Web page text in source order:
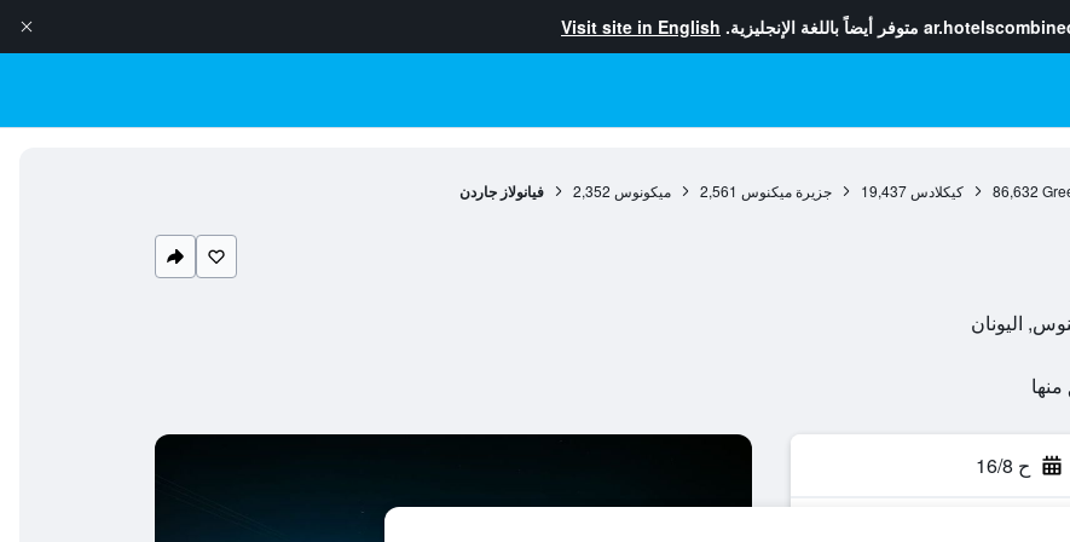
متوفر أيضاً باللغة الإنجليزية. Visit site in English
86,632 كيكلادس 19,437 جزيرة ميكنوس 2,561 ميكونوس 2,352 فيانولاز جاردن
ح 16/8